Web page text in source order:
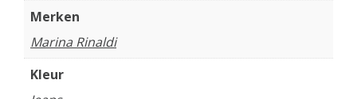
Merken
Marina Rinaldi
Kleur